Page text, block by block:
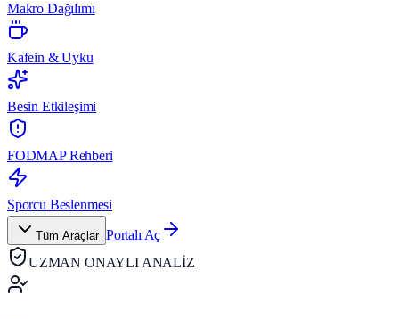
Makro Dağılımı
Kafein & Uyku
Besin Etkileşimi
FODMAP Rehberi
Sporcu Beslenmesi
Tüm Araçlar Portalı Aç
UZMAN ONAYLI ANALİZ